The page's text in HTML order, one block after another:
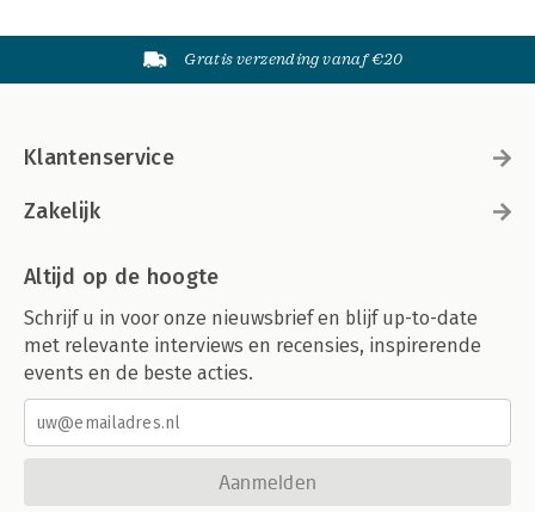
Gratis verzending vanaf €20
Klantenservice
Zakelijk
Altijd op de hoogte
Schrijf u in voor onze nieuwsbrief en blijf up-to-date
met relevante interviews en recensies, inspirerende
events en de beste acties.
Aanmelden